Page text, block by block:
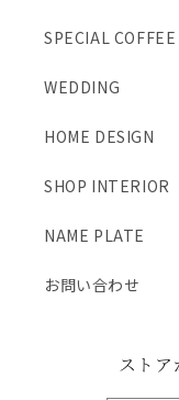
SPECIAL COFFEE
WEDDING
HOME DESIGN
SHOP INTERIOR
NAME PLATE
お問い合わせ
ストア